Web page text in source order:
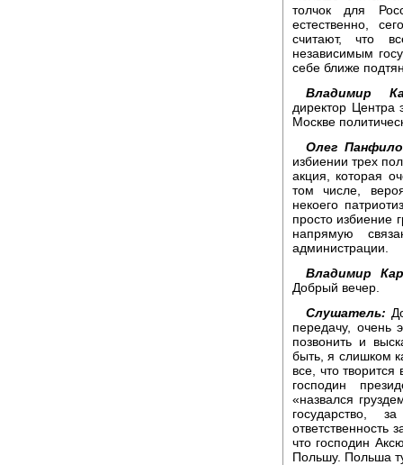
толчок для
естественно,
считают, что
независимым
себе ближе
Владимир
директор Центра
Москве
Олег
избиении трех
акция, которая
том числе,
некоего
просто избиение
напрямую
администрации.
Владимир
Добрый вечер.
Слушатель:
передачу, очень
позвонить и
быть, я слишком
все, что
господин
«назвался
государство,
ответственность
что господин
Польшу. Польша